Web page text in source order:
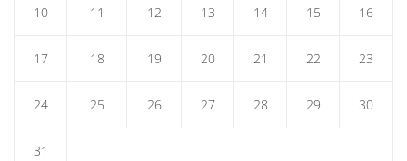
10 11 12 13 14 15 16
17 18 19 20 21 22 23
24 25 26 27 28 29 30
31